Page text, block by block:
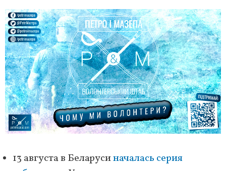
13 августа в Беларусиначалась серия